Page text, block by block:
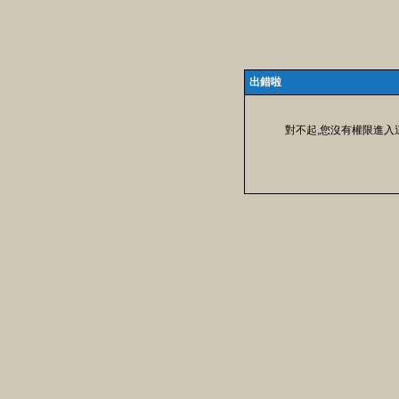
出錯啦
對不起,您沒有權限進入